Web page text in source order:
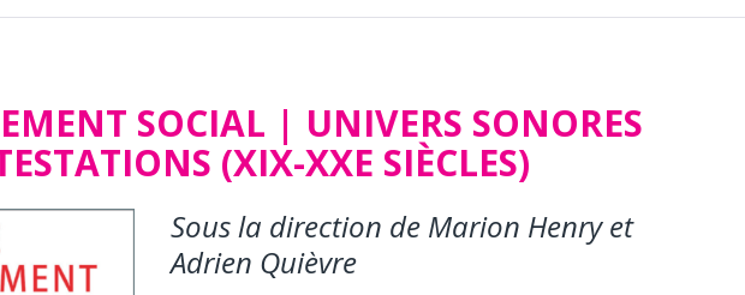
SOCIAL | UNIVERS SONORES
(XIX-XXE SIÈCLES)
Sous la direction de Marion Henry et
Adrien Quièvre